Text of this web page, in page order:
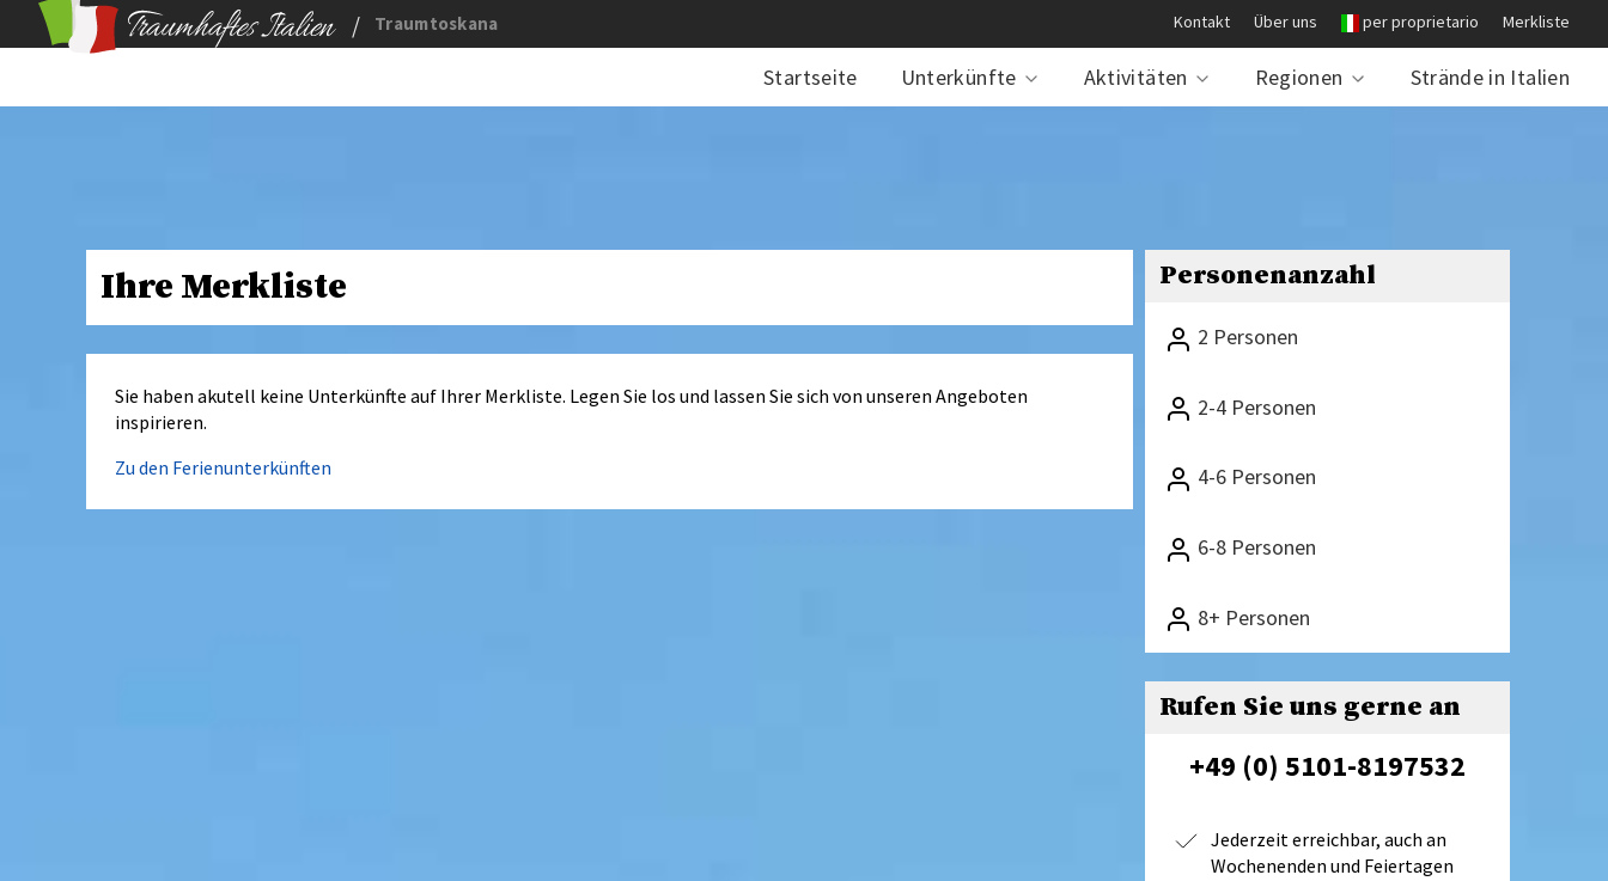
/ Traumtoskana Kontakt Über uns per proprietario Merkliste
Startseite Unterkünfte Aktivitäten Regionen Strände in Italien
Personenanzahl
2 Personen
2-4 Personen
4-6 Personen
6-8 Personen
8+ Personen
Rufen Sie uns gerne an
+49 (0) 5101-8197532
Jederzeit erreichbar, auch an
Wochenenden und Feiertagen
Ihre Merkliste
Sie haben akutell keine Unterkünfte auf Ihrer Merkliste. Legen Sie los und lassen Sie sich von unseren Angeboten
inspirieren.
Zu den Ferienunterkünften